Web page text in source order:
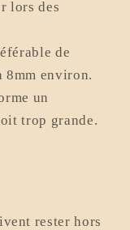
lors des
de
8mm environ.
un
trop grande.
rester hors